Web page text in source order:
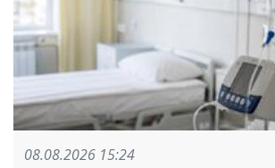
08.08.2026 15:24